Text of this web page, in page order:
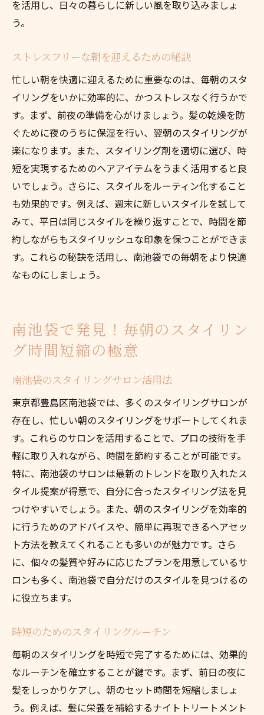
を活用し、日々の暮らしに新しい風を取り込みましょ
う。
ストレスフリーな朝を迎えるための秘訣
忙しい朝を快適に迎えるために重要なのは、毎朝のスタ
イリングをいかに効率的に、かつストレスなく行うかで
す。まず、前夜の準備を心がけましょう。髪の乾燥を防
ぐために夜のうちに保湿を行い、翌朝のスタイリングが
楽になります。また、スタイリング剤を適切に選び、時
短を実現するためのヘアアイテムをうまく活用すると良
いでしょう。さらに、スタイルをルーティン化すること
も効果的です。例えば、週末に新しいスタイルを試して
みて、平日は同じスタイルを繰り返すことで、時間を節
約しながらもスタイリッシュな印象を保つことができま
す。これらの秘訣を活用し、南池袋での毎朝をより快適
なものにしましょう。
南池袋で発見！毎朝のスタイリン
グ時間短縮の極意
南池袋のスタイリングサロン活用法
東京都豊島区南池袋では、多くのスタイリングサロンが
存在し、忙しい朝のスタイリングをサポートしてくれま
す。これらのサロンを活用することで、プロの技術を手
軽に取り入れながら、時間を節約することが可能です。
特に、南池袋のサロンは最新のトレンドを取り入れたス
タイル提案が得意で、自分に合ったスタイリング法を見
つけやすいでしょう。また、朝のスタイリングを効率的
に行うためのアドバイスや、簡単に再現できるヘアセッ
ト方法を教えてくれることも多いのが魅力です。さら
に、個々の髪質や好みに応じたプランを用意しているサ
ロンも多く、南池袋で自分だけのスタイルを見つけるの
に役立ちます。
時短のためのスタイリングルーチン
毎朝のスタイリングを時短で完了するためには、効果的
なルーチンを確立することが鍵です。まず、前日の夜に
髪をしっかりケアし、朝のセット時間を短縮しましょ
う。例えば、髪に栄養を補給するナイトトリートメント